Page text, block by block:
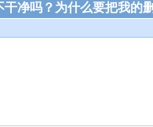
干净吗？为什么要把我的